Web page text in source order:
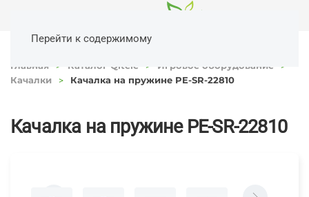
Перейти к содержимому
Главная Каталог Qitele
Игровое оборудование
Качалки
Качалка на пружине PE-SR-22810
Качалка на пружине PE-SR-22810